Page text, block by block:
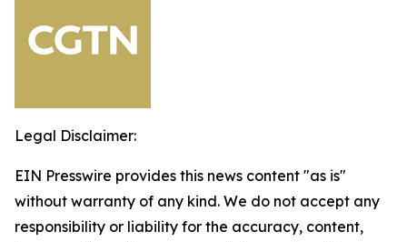
Legal Disclaimer:
EIN Presswire provides this news content "as is"
without warranty of any kind. We do not accept any
responsibility or liability for the accuracy, content,